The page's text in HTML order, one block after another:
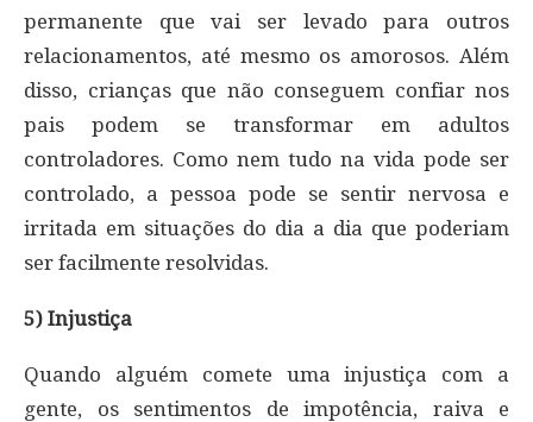
permanente que vai ser levado para outros
relacionamentos, até mesmo os amorosos. Além
disso, crianças que não conseguem confiar nos
pais podem se transformar em adultos
controladores. Como nem tudo na vida pode ser
controlado, a pessoa pode se sentir nervosa e
irritada em situações do dia a dia que poderiam
ser facilmente resolvidas.
5) Injustiça
Quando alguém comete uma injustiça com a
gente, os sentimentos de impotência, raiva e